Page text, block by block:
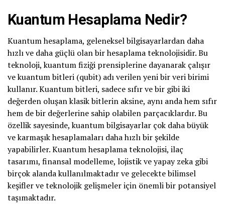
Kuantum Hesaplama Nedir?
Kuantum hesaplama, geleneksel bilgisayarlardan daha
hızlı ve daha güçlü olan bir hesaplama teknolojisidir. Bu
teknoloji, kuantum fiziği prensiplerine dayanarak çalışır
ve kuantum bitleri (qubit) adı verilen yeni bir veri birimi
kullanır. Kuantum bitleri, sadece sıfır ve bir gibi iki
değerden oluşan klasik bitlerin aksine, aynı anda hem sıfır
hem de bir değerlerine sahip olabilen parçacıklardır. Bu
özellik sayesinde, kuantum bilgisayarlar çok daha büyük
ve karmaşık hesaplamaları daha hızlı bir şekilde
yapabilirler. Kuantum hesaplama teknolojisi, ilaç
tasarımı, finansal modelleme, lojistik ve yapay zeka gibi
birçok alanda kullanılmaktadır ve gelecekte bilimsel
keşifler ve teknolojik gelişmeler için önemli bir potansiyel
taşımaktadır.